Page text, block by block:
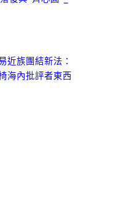
近族團結新法：
海內批評者東西